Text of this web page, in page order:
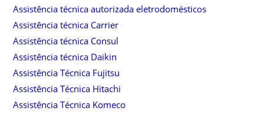
Assistência técnica autorizada eletrodomésticos
Assistência técnica Carrier
Assistência técnica Consul
Assistência técnica Daikin
Assistência Técnica Fujitsu
Assistência Técnica Hitachi
Assistência Técnica Komeco